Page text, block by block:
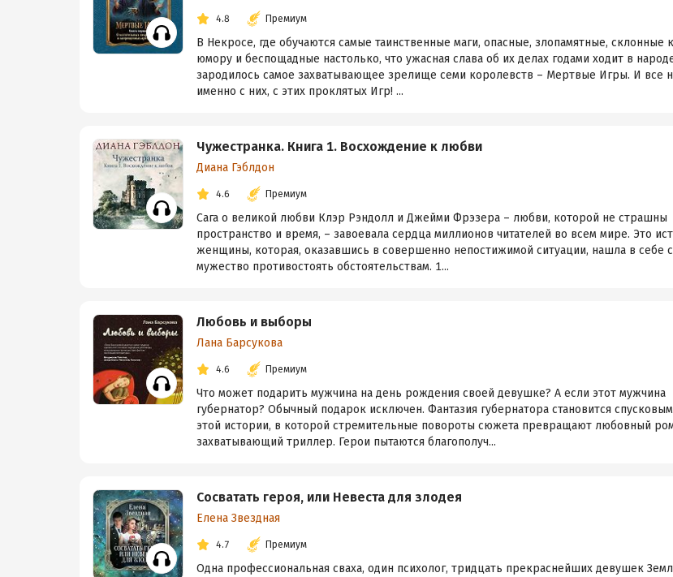
4.8 Премиум
В Некросе, где обучаются самые таинственные маги, опасные, злопамятные, склонные
юмору и беспощадные настолько, что ужасная слава об их делах годами ходит в
зародилось самое захватывающее зрелище семи королевств – Мертвые Игры. И все
именно с них, с этих проклятых Игр! ...
Чужестранка. Книга 1. Восхождение к любви
Диана Гэблдон
4.6 Премиум
Сага о великой любви Клэр Рэндолл и Джейми Фрэзера – любви, которой не страшны
пространство и время, – завоевала сердца миллионов читателей во всем мире. Это
женщины, которая, оказавшись в совершенно непостижимой ситуации, нашла в себе
мужество противостоять обстоятельствам. 1...
Любовь и выборы
Лана Барсукова
4.6 Премиум
Что может подарить мужчина на день рождения своей девушке? А если этот мужчина
губернатор? Обычный подарок исключен. Фантазия губернатора становится
этой истории, в которой стремительные повороты сюжета превращают любовный
захватывающий триллер. Герои пытаются благополуч...
Сосватать героя, или Невеста для злодея
Елена Звездная
4.7 Премиум
Одна профессиональная сваха, один психолог, тридцать прекраснейших девушек